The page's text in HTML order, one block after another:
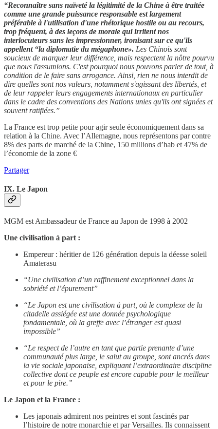
“Reconnaître sans naïveté la légitimité de la Chine à être traitée
comme une grande puissance responsable est largement
préférable à l'utilisation d'une rhétorique hostile ou au recours,
trop fréquent, à des leçons de morale qui irritent nos
interlocuteurs sans les impressionner, ironisant sur ce qu'ils
appellent “la diplomatie du mégaphone». Les Chinois sont
soucieux de marquer leur différence, mais respectent la nôtre pourvu
que nous l'assumions. C'est pourquoi nous pouvons parler de tout, à
condition de le faire sans arrogance. Ainsi, rien ne nous interdit de
dire quelles sont nos valeurs, notamment s'agissant des libertés, et
de leur rappeler leurs engagements internationaux en particulier
dans le cadre des conventions des Nations unies qu'ils ont signées et
souvent ratifiées.”
La France est trop petite pour agir seule économiquement dans sa
relation à la Chine. Avec l’Allemagne, nous représentons par contre
8% des parts de marché de la Chine, 150 millions d’hab et 47% de
l’économie de la zone €
Partager
IX. Le Japon
MGM est Ambassadeur de France au Japon de 1998 à 2002
Une civilisation à part :
Empereur : héritier de 126 génération depuis la déesse soleil
Amaterasu
“Une civilisation d’un raffinement exceptionnel dans la
sobriété et l’épurement”
“Le Japon est une civilisation à part, où le complexe de la
citadelle assiégée est une donnée psychologique
fondamentale, où la greffe avec l’étranger est quasi
impossible”
“Le respect de l’autre en tant que partie prenante d’une
communauté plus large, le salut au groupe, sont ancrés dans
la vie sociale japonaise, expliquant l’extraordinaire discipline
collective dont ce peuple est encore capable pour le meilleur
et pour le pire.”
Le Japon et la France :
Les japonais admirent nos peintres et sont fascinés par
l’histoire de notre monarchie et par Versailles. Ils connaissent